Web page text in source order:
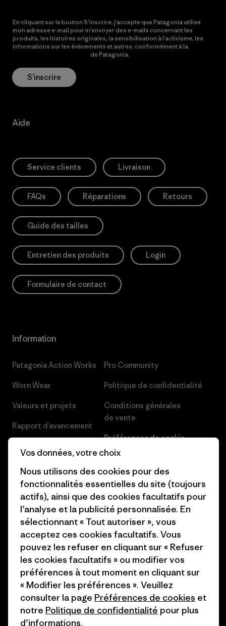
En cliquant sur le bouton S’inscrire, j’accepte que Patagonia utilise
mon adresse e-mail pour m’envoyer des e-mails concernant les
produits, les histoires originales, la sensibilisation à l’activisme, les
informations sur les événements et autres, conformément à la
de Patagonia.
S’inscrire
Aide
Service clients Livraison
FAQs Réparations Retours
Guide des tailles
Entretien des produits Login
Formulaire de contact
Information
Patagonia Action Works
Worn Wear
Valeurs et projets
Rapport d’avancement
Objectifs climatiques
1% For The Planet
Comment nous
finançons
Cartes cadeaux
Nos magasins
Pro Community
Politique de confidentialité
Conditions générales
de vente
Préférences de cookie
Carrières
Presse et media
Industry program
Programme d’affiliation
Patagonia Belgique Plan du
site
© 2026 Patagonia, Inc. All Rights Reserved.
Vos données, votre choix
Nous utilisons des cookies pour des
fonctionnalités essentielles du site (toujours
actifs), ainsi que des cookies facultatifs pour
l’analyse et la publicité personnalisée. En
sélectionnant « Tout autoriser », vous
acceptez ces cookies facultatifs. Vous
pouvez les refuser en cliquant sur « Refuser
les cookies facultatifs » ou modifier vos
préférences à tout moment en cliquant sur
« Modifier les préférences ». Veuillez
consulter la page Préférences de cookies et
notre Politique de confidentialité pour plus
d’informations.